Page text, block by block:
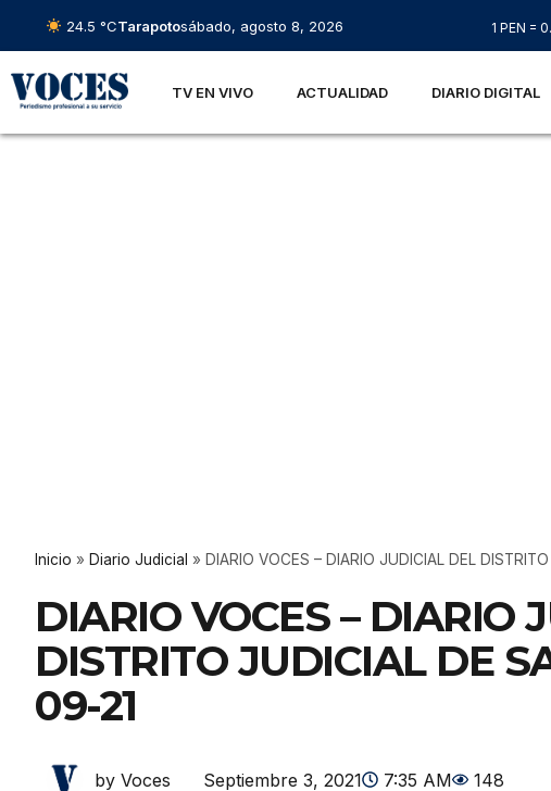
24.5 °CTarapotosábado, agosto 8, 2026 1 PEN =
TV EN VIVO ACTUALIDAD DIARIO DIGITAL
Inicio » Diario Judicial » DIARIO VOCES – DIARIO JUDICIAL DEL
DIARIO VOCES – DIARIO
DISTRITO JUDICIAL DE
09-21
by Voces Septiembre 3, 2021 7:35 AM 148